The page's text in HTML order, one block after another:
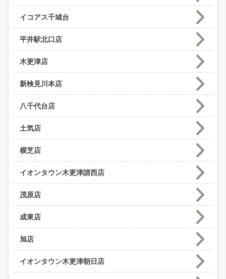
イコアス千城台
平井駅北口店
木更津店
新検見川本店
八千代台店
土気店
横芝店
イオンタウン木更津請西店
茂原店
成東店
旭店
イオンタウン木更津朝日店